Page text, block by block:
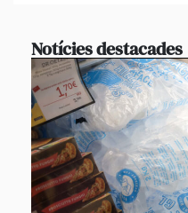
Notícies destacades